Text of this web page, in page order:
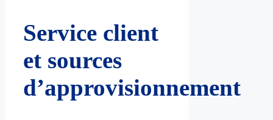
Service client
et sources
d’approvisionnement